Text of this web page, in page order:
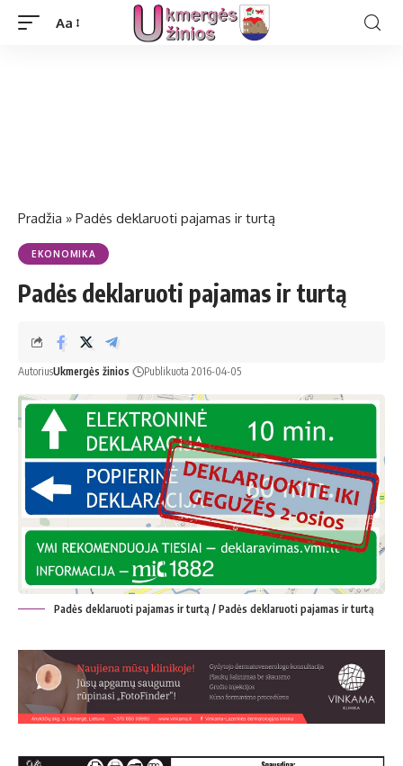
Aa
Pradžia » Padės deklaruoti pajamas ir turtą
EKONOMIKA
Padės deklaruoti pajamas ir turtą
AutoriusUkmergės žinios Publikuota 2016-04-05
Padės deklaruoti pajamas ir turtą / Padės deklaruoti pajamas ir turtą